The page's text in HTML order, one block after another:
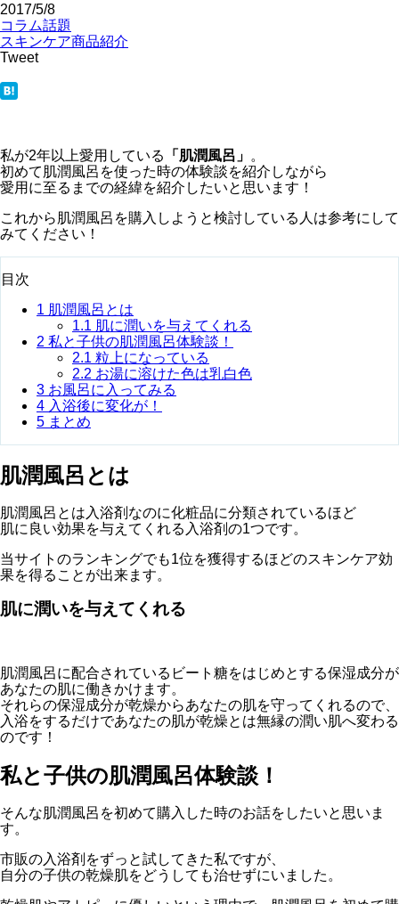
2017/5/8
コラム話題
スキンケア商品紹介
Tweet
私が2年以上愛用している 「肌潤風呂」 。
初めて肌潤風呂を使った時の体験談を紹介しながら
愛用に至るまでの経緯を紹介したいと思います！
これから肌潤風呂を購入しようと検討している人は参考にして
みてください！
目次
1 肌潤風呂とは
1.1 肌に潤いを与えてくれる
2 私と子供の肌潤風呂体験談！
2.1 粒上になっている
2.2 お湯に溶けた色は乳白色
3 お風呂に入ってみる
4 入浴後に変化が！
5 まとめ
肌潤風呂とは
肌潤風呂とは入浴剤なのに化粧品に分類されているほど
肌に良い効果を与えてくれる入浴剤の1つです。
当サイトのランキングでも1位を獲得するほどのスキンケア効
果を得ることが出来ます。
肌に潤いを与えてくれる
肌潤風呂に配合されているビート糖をはじめとする保湿成分が
あなたの肌に働きかけます。
それらの保湿成分が乾燥からあなたの肌を守ってくれるので、
入浴をするだけであなたの肌が乾燥とは無縁の潤い肌へ変わる
のです！
私と子供の肌潤風呂体験談！
そんな肌潤風呂を初めて購入した時のお話をしたいと思いま
す。
市販の入浴剤をずっと試してきた私ですが、
自分の子供の乾燥肌をどうしても治せずにいました。